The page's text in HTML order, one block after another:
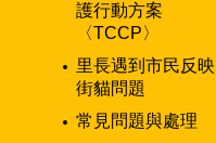
護行動方案
〈TCCP〉
里長遇到市民反映
街貓問題
常見問題與處理